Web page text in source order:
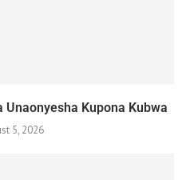
Kupona Kubwa
5, 2026